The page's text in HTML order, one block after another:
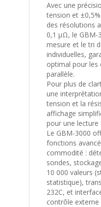
Avec une
tension et
des résolutions
0,1 μΩ, le GBM-
mesure et le tri
individuelles,
optimal pour les
parallèle.
Pour plus de
une
tension et la
affichage
pour une lecture
Le GBM-3000
fonctions
commodité :
sondes,
10 000 valeurs
statistique),
232C, et
contrôle externe